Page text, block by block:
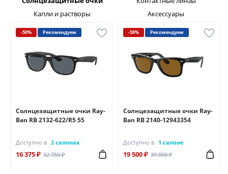
Капли и растворы
Аксессуары
-50% Рекомендуем
Солнцезащитные очки Ray-
Ban RB 2132-622/R5 55
Доступно в 2 салонах
16 375 ₽ 32 750 ₽
-50% Рекомендуем
Солнцезащитные очки Ray-
Ban RB 2140-12943354
Доступно в 1 салоне
19 500 ₽ 39 000 ₽